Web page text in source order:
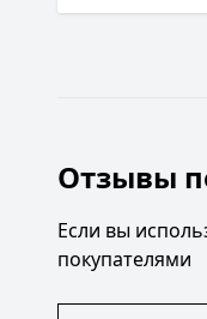
Отзывы
Если вы
покупателями